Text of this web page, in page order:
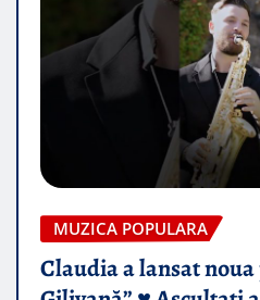
MUZICA POPULARA
Claudia a lansat noua